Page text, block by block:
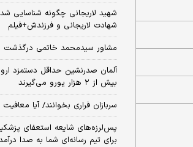
شهید لاریجانی چگونه شناسایی
شهادت لاریجانی و فرزندش+فیلم
مشاور سیدمحمد خاتمی درگذشت
آلمان صدرنشین حداقل دستمزد
بیش از ۲ هزار یورو می‌گیرند
سربازان فراری بخوانند/ آیا
پس‌لرزه‌های شایعه استعفای
برای تیم رسانه‌ای شما به صدا